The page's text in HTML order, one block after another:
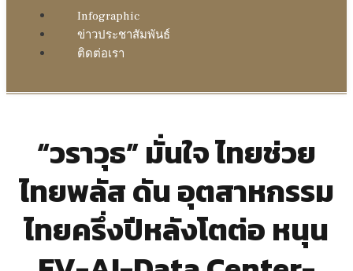
Infographic
ข่าวประชาสัมพันธ์
ติดต่อเรา
“วราวุธ” มั่นใจ ไทยช่วย
ไทยพลัส ดัน อุตสาหกรรม
ไทยครึ่งปีหลังโตต่อ หนุน